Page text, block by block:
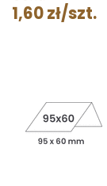
1,60 zł/szt.